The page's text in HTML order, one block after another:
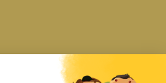
et charte cookie